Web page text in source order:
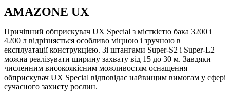
AMAZONE UX
Причіпний обприскувач UX Special з місткістю бака 3200 і
4200 л відрізняється особливо міцною і зручною в
експлуатації конструкцією. Зі штангами Super-S2 і Super-L2
можна реалізувати ширину захвату від 15 до 30 м. Завдяки
численним високоякісним можливостям оснащення
обприскувач UX Special відповідає найвищим вимогам у сфері
сучасного захисту рослин.